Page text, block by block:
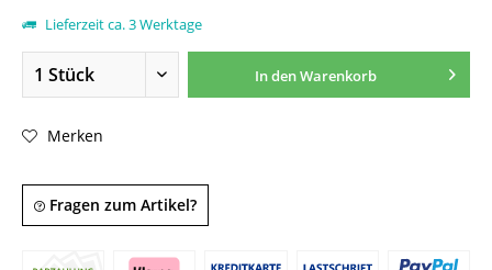
Lieferzeit ca. 3 Werktage
In denWarenkorb
Merken
Fragen zum Artikel?